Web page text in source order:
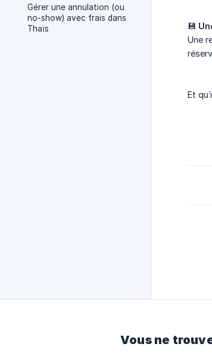
Gérer une annulation (ou
no-show) avec frais dans
Thaïs
💾
Une
Et
Vous ne